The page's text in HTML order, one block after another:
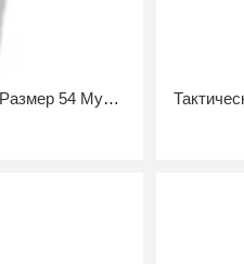
Тактические брюки летние Размер 54 Мультикам